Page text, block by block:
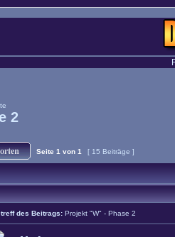
2
Seite 1 von 1 [ 15 Beiträge ]
des Beitrags: Projekt "W" - Phase 2